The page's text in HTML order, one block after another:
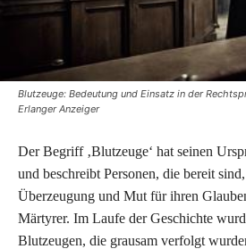
Blutzeuge: Bedeutung und Einsatz in der
Erlanger Anzeiger
Der Begriff ‚Blutzeuge‘ hat seinen
und beschreibt Personen, die bereit
Überzeugung und Mut für ihren
Märtyrer. Im Laufe der Geschichte
Blutzeugen, die grausam verfolgt